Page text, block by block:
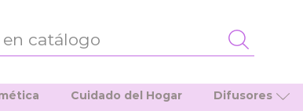
ENTRADA
Cuidado del Hogar Difusores